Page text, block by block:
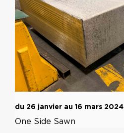
du 26 janvier au 16 mars 2024
One Side Sawn